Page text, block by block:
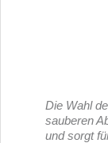
Die Wahl
sauberen
und sorgt